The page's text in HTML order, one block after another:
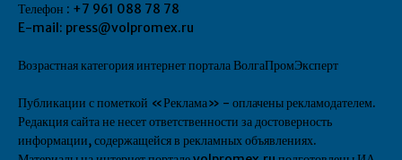
Телефон : +7 961 088 78 78
E-mail: press@volpromex.ru
Возрастная категория интернет портала ВолгаПромЭксперт
Публикации с пометкой «Реклама» - оплачены рекламодателем.
Редакция сайта не несет ответственности за достоверность
информации, содержащейся в рекламных объявлениях.